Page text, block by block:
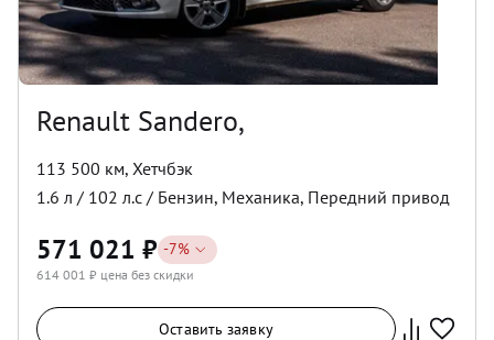
Renault Sandero,
113 500 км, Хетчбэк
1.6 л / 102 л.с / Бензин, Механика, Передний привод
571 021 ₽ -7%
614 001 ₽ цена без скидки
Оставить заявку